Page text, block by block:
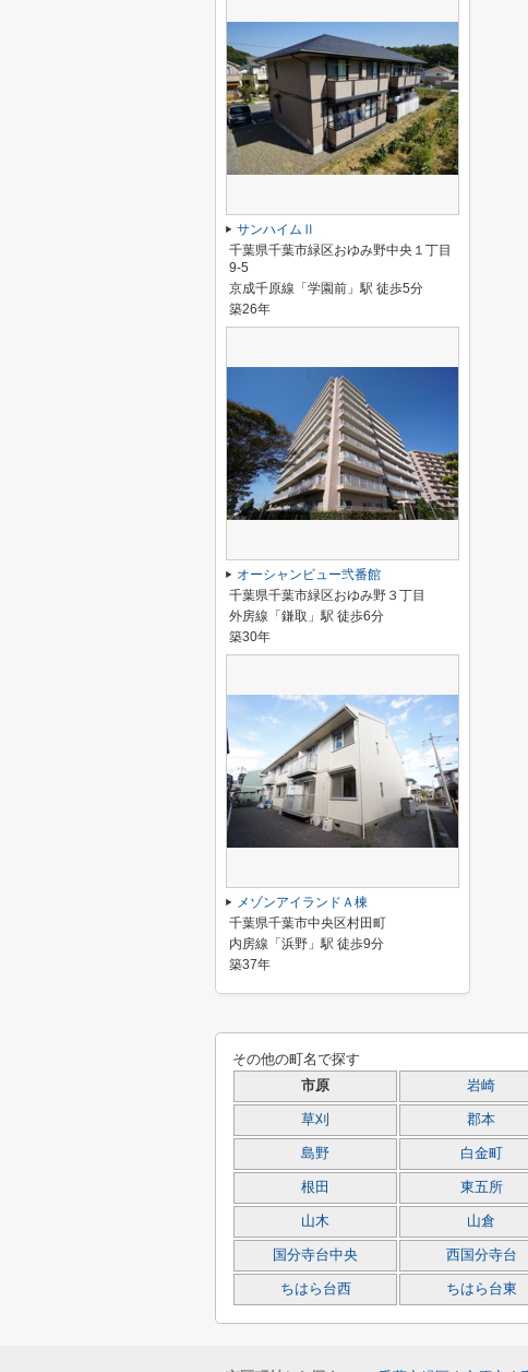
サンハイムⅡ
千葉県千葉市緑区おゆみ野中央１丁目
9-5
京成千原線「学園前」駅 徒歩5分
築26年
オーシャンビュー弐番館
千葉県千葉市緑区おゆみ野３丁目
外房線「鎌取」駅 徒歩6分
築30年
メゾンアイランドＡ棟
千葉県千葉市中央区村田町
内房線「浜野」駅 徒歩9分
築37年
その他の町名で探す
市原 岩崎
草刈 郡本
島野 白金町
根田 東五所
山木 山倉
国分寺台中央 西国分寺台
ちはら台西 ちはら台東